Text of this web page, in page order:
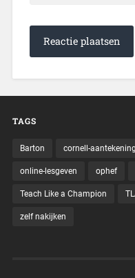
TAGS
Barton cornell-
online-lesgeven ophef
Teach Like a Champion
zelf nakijken